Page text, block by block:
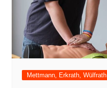
Mettmann, Erkrath, Wülfrath